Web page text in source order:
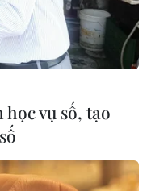
khu
vụ số, tạo